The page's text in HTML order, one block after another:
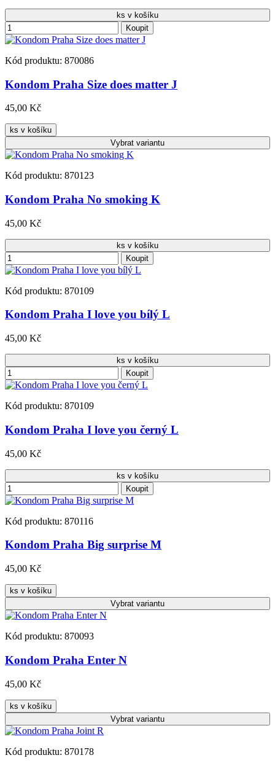
ks v košíku
Koupit
Kód produktu: 870086
Kondom Praha Size does matter J
45,00 Kč
ks v košíku
Vybrat variantu
Kód produktu: 870123
Kondom Praha No smoking K
45,00 Kč
ks v košíku
Koupit
Kód produktu: 870109
Kondom Praha I love you bílý L
45,00 Kč
ks v košíku
Koupit
Kód produktu: 870109
Kondom Praha I love you černý L
45,00 Kč
ks v košíku
Koupit
Kód produktu: 870116
Kondom Praha Big surprise M
45,00 Kč
ks v košíku
Vybrat variantu
Kód produktu: 870093
Kondom Praha Enter N
45,00 Kč
ks v košíku
Vybrat variantu
Kód produktu: 870178